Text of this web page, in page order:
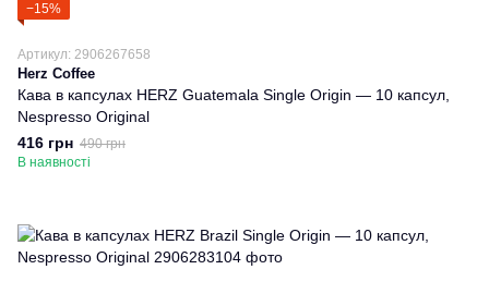
−15%
Артикул: 2906267658
Herz Coffee
Кава в капсулах HERZ Guatemala Single Origin — 10 капсул,
Nespresso Original
416 грн 490 грн
В наявності